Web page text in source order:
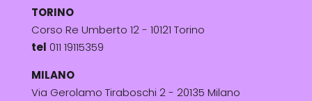
TORINO
Corso Re Umberto 12 - 10121 Torino
tel 011 19115359
MILANO
Via Gerolamo Tiraboschi 2 - 20135 Milano